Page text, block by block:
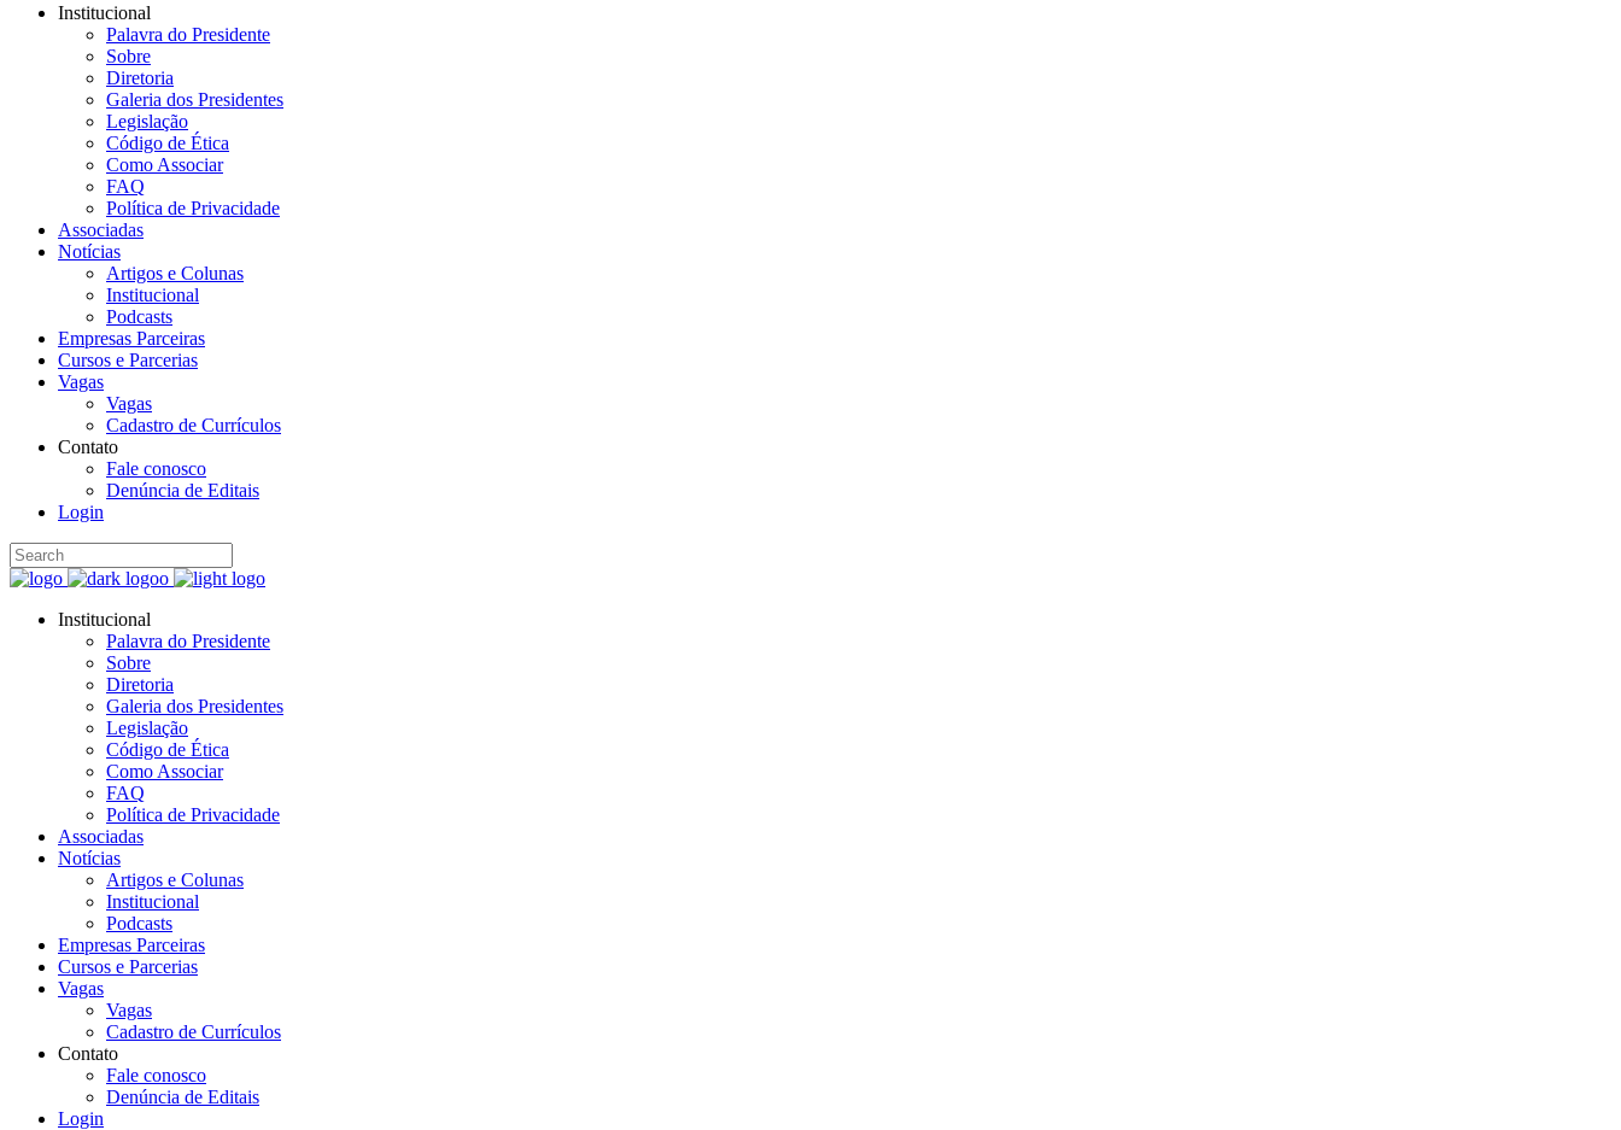
Institucional
Palavra do Presidente
Sobre
Diretoria
Galeria dos Presidentes
Legislação
Código de Ética
Como Associar
FAQ
Política de Privacidade
Associadas
Notícias
Artigos e Colunas
Institucional
Podcasts
Empresas Parceiras
Cursos e Parcerias
Vagas
Vagas
Cadastro de Currículos
Contato
Fale conosco
Denúncia de Editais
Login
Institucional
Palavra do Presidente
Sobre
Diretoria
Galeria dos Presidentes
Legislação
Código de Ética
Como Associar
FAQ
Política de Privacidade
Associadas
Notícias
Artigos e Colunas
Institucional
Podcasts
Empresas Parceiras
Cursos e Parcerias
Vagas
Vagas
Cadastro de Currículos
Contato
Fale conosco
Denúncia de Editais
Login